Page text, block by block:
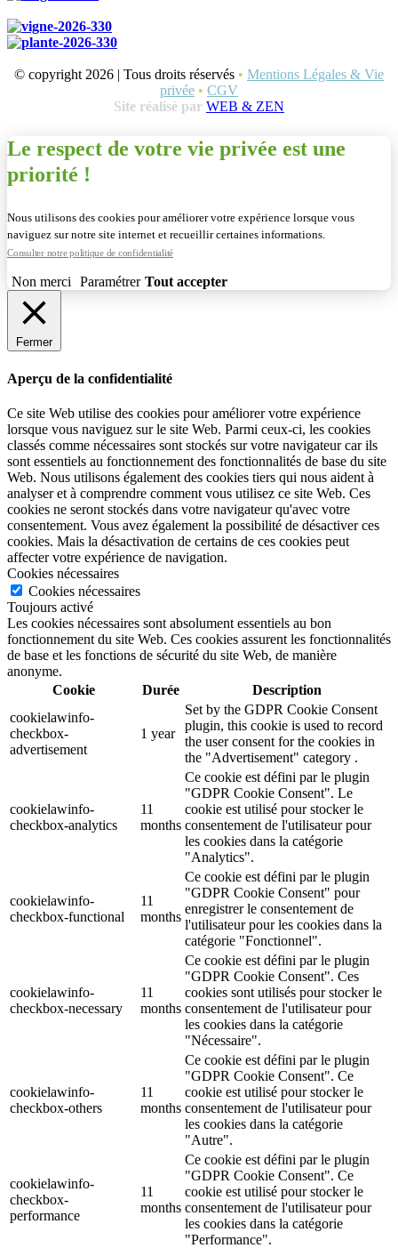
© copyright 2026 | Tous droits réservés • Mentions Légales & Vie
privée • CGV
Site réalisé par WEB & ZEN
Le respect de votre vie privée est une
priorité !
Nous utilisons des cookies pour améliorer votre expérience lorsque vous
naviguez sur notre site internet et recueillir certaines informations.
Consulter notre politique de confidentialité
Non merci Paramétrer Tout accepter
Fermer
Aperçu de la confidentialité
Ce site Web utilise des cookies pour améliorer votre expérience
lorsque vous naviguez sur le site Web. Parmi ceux-ci, les cookies
classés comme nécessaires sont stockés sur votre navigateur car ils
sont essentiels au fonctionnement des fonctionnalités de base du site
Web. Nous utilisons également des cookies tiers qui nous aident à
analyser et à comprendre comment vous utilisez ce site Web. Ces
cookies ne seront stockés dans votre navigateur qu'avec votre
consentement. Vous avez également la possibilité de désactiver ces
cookies. Mais la désactivation de certains de ces cookies peut
affecter votre expérience de navigation.
Cookies nécessaires
Cookies nécessaires
Toujours activé
Les cookies nécessaires sont absolument essentiels au bon
fonctionnement du site Web. Ces cookies assurent les fonctionnalités
de base et les fonctions de sécurité du site Web, de manière
anonyme.
Cookie
Durée
Description
cookielawinfo-
checkbox-
advertisement
1 year
Set by the GDPR Cookie Consent
plugin, this cookie is used to record
the user consent for the cookies in
the "Advertisement" category .
cookielawinfo-
checkbox-analytics
11
months
Ce cookie est défini par le plugin
"GDPR Cookie Consent". Le
cookie est utilisé pour stocker le
consentement de l'utilisateur pour
les cookies dans la catégorie
"Analytics".
cookielawinfo-
checkbox-functional
11
months
Ce cookie est défini par le plugin
"GDPR Cookie Consent" pour
enregistrer le consentement de
l'utilisateur pour les cookies dans la
catégorie "Fonctionnel".
cookielawinfo-
checkbox-necessary
11
months
Ce cookie est défini par le plugin
"GDPR Cookie Consent". Ces
cookies sont utilisés pour stocker le
consentement de l'utilisateur pour
les cookies dans la catégorie
"Nécessaire".
cookielawinfo-
checkbox-others
11
months
Ce cookie est défini par le plugin
"GDPR Cookie Consent". Ce
cookie est utilisé pour stocker le
consentement de l'utilisateur pour
les cookies dans la catégorie
"Autre".
cookielawinfo-
checkbox-
performance
11
months
Ce cookie est défini par le plugin
"GDPR Cookie Consent". Ce
cookie est utilisé pour stocker le
consentement de l'utilisateur pour
les cookies dans la catégorie
"Performance".